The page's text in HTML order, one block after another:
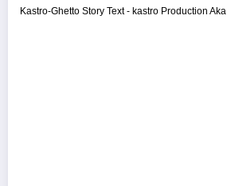
Kastro-Ghetto Story Text - kastro Production Aka